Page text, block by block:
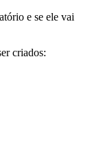
e se ele vai
criados: